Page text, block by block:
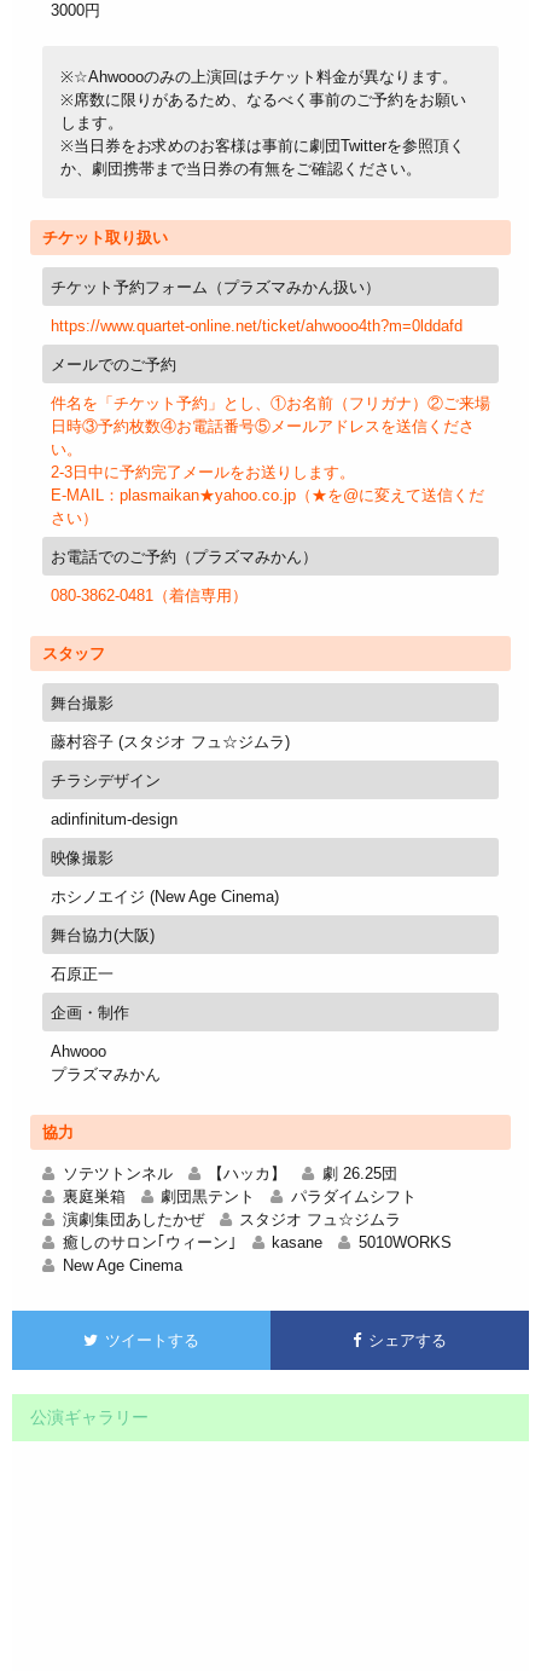
3000円
※☆Ahwoooのみの上演回はチケット料金が異なります。
※席数に限りがあるため、なるべく事前のご予約をお願い
します。
※当日券をお求めのお客様は事前に劇団Twitterを参照頂く
か、劇団携帯まで当日券の有無をご確認ください。
チケット取り扱い
チケット予約フォーム（プラズマみかん扱い）
https://www.quartet-online.net/ticket/ahwooo4th?m=0lddafd
メールでのご予約
件名を「チケット予約」とし、①お名前（フリガナ）②ご来場
日時③予約枚数④お電話番号⑤メールアドレスを送信くださ
い。
2-3日中に予約完了メールをお送りします。
E-MAIL：plasmaikan★yahoo.co.jp（★を@に変えて送信くだ
さい）
お電話でのご予約（プラズマみかん）
080-3862-0481（着信専用）
スタッフ
舞台撮影
藤村容子 (スタジオ フュ☆ジムラ)
チラシデザイン
adinfinitum-design
映像撮影
ホシノエイジ (New Age Cinema)
舞台協力(大阪)
石原正一
企画・制作
Ahwooo
プラズマみかん
協力
ソテツトンネル 【ハッカ】
劇 26.25団
裏庭巣箱
劇団黒テント
パラダイムシフト
演劇集団あしたかぜ
スタジオ フュ☆ジムラ
癒しのサロン｢ウィーン｣
kasane
5010WORKS
New Age Cinema
ツイートする シェアする
公演ギャラリー